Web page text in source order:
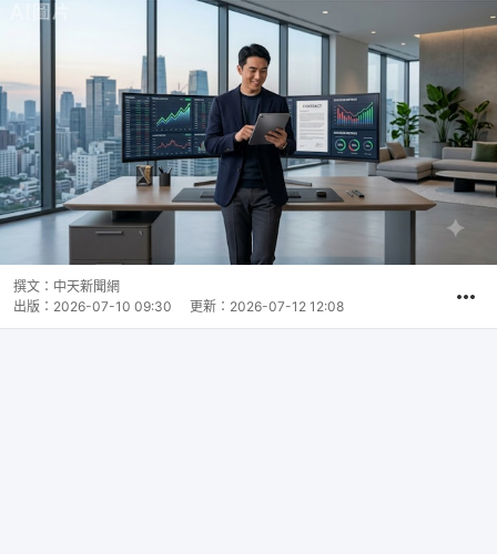
撰文： 中天新聞網
出版： 2026-07-10 09:30 更新： 2026-07-12 12:08